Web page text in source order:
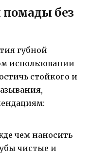
помады без
губной
использовании
стойкого и
чем наносить
чистые и